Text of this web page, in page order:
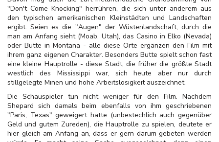
"Don't Come Knocking" herrühren, die sich unter anderem aus
den typischen amerikanischen Kleinstädten und Landschaften
ergibt. Seien es die "Augen" der Wüstenlandschaft, durch die
man am Anfang sieht (Moab, Utah), das Casino in Elko (Nevada)
oder Butte in Montana - alle diese Orte ergänzen den Film mit
ihrem ganz eigenen Charakter. Besonders Butte spielt schon fast
eine kleine Hauptrolle - diese Stadt, die früher die größte Stadt
westlich des Mississippi war, sich heute aber nur durch
stillgelegte Minen und hohe Arbeitslosigkeit auszeichnet.
Die Schauspieler tun nicht weniger für den Film. Nachdem
Shepard sich damals beim ebenfalls von ihm geschriebenen
"Paris, Texas" geweigert hatte (unbestechlich auch gegenüber
Geld und gutem Zureden), die Hauptrolle zu spielen, deutete er
hier gleich am Anfang an, dass er gern darum gebeten werden